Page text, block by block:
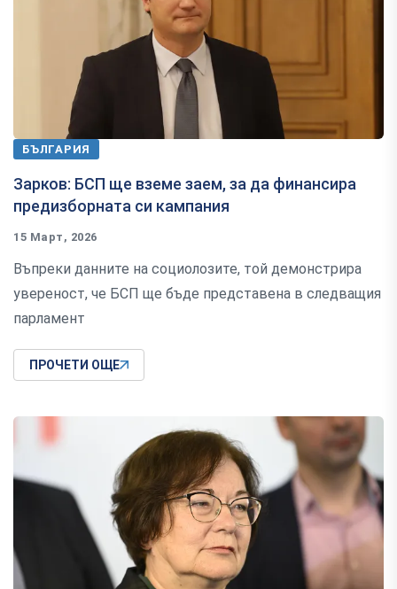
БЪЛГАРИЯ
Зарков: БСП ще вземе заем, за да финансира
предизборната си кампания
15 Март, 2026
Въпреки данните на социолозите, той демонстрира
увереност, че БСП ще бъде представена в следващия
парламент
ПРОЧЕТИ ОЩЕ